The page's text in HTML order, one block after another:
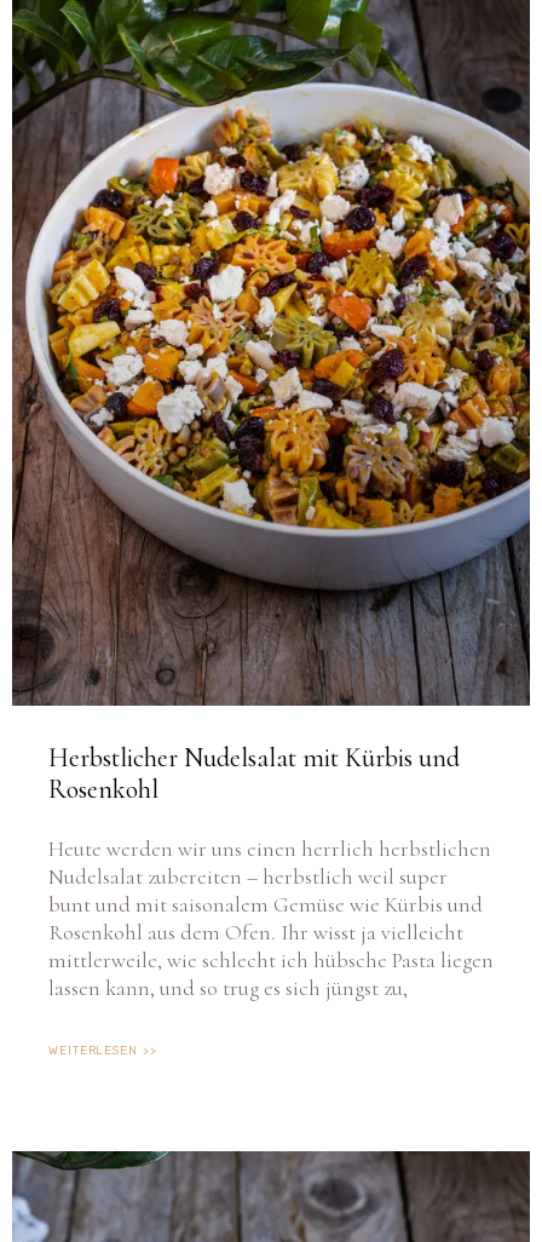
Herbstlicher Nudelsalat mit Kürbis und
Rosenkohl
Heute werden wir uns einen herrlich herbstlichen
Nudelsalat zubereiten – herbstlich weil super
bunt und mit saisonalem Gemüse wie Kürbis und
Rosenkohl aus dem Ofen. Ihr wisst ja vielleicht
mittlerweile, wie schlecht ich hübsche Pasta liegen
lassen kann, und so trug es sich jüngst zu,
WEITERLESEN >>